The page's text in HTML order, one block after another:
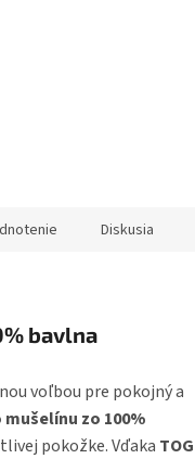
Diskusia
bavlna
voľbou pre pokojný a
zo 100%
pokožke. Vďaka TOG